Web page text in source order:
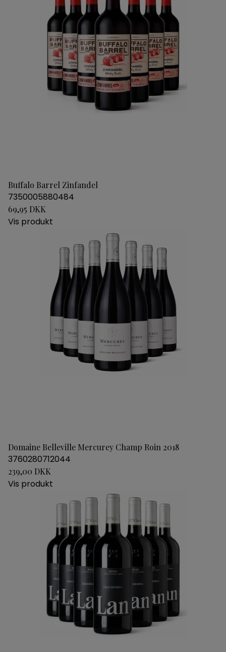
Buffalo Barrel Zinfandel
7350005880484
69,95 DKK
Vis produkt
Domaine Belleville Mercurey Champ Roin 2018
3760280712044
239,00 DKK
Vis produkt